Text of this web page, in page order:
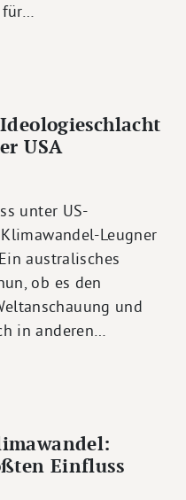
für…
USA
unter US-
Leugner
australisches
ob es den
und
in anderen…
Einfluss